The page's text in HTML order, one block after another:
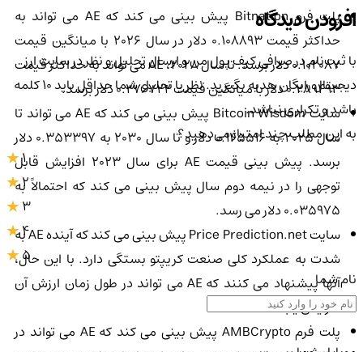
پلت فرم Bitnation پیش بینی می کند که AE می تواند به
حداکثر قیمت 0.108893 دلار در سال 2026 با میانگین قیمت
0.102087 دلار برسد. تا سال 2028، AE می تواند به حداکثر قیمت
0.289493 دلار با میانگین قیمت 0.276722 دلار برسد.
سایت Bitcoin Wisdom پیش بینی می کند که AE می تواند تا
سال 2025 به 0.145516 دلار و تا سال 2030 به 0.353397 دلار
برسد. پیش بینی قیمت AE برای سال 2023 افزایش قابل
توجهی را در نیمه دوم سال پیش بینی می کند که احتمالاً به
0.035975 دلار می رسد.
سایت Price Prediction.net پیش بینی می کند که آینده AE به
شدت به عملکرد کلی صنعت کریپتو بستگی دارد. با این حال،
آنها پیشنهاد می کنند که AE می تواند در طول زمان ارزش آن
افزایش یابد.
پلت فرم AMBCrypto پیش بینی می کند که AE می تواند در
افزودن دیدگاه
با ثبت‌نام در صرافی کیف پول من و ارسال تحلیل و نظر در سایت ارز
دیجیتال رایگان هدیه بگیرید. نظر یا تحلیل شما حداقل باید ۱۰ کلمه
باشد و تکراری نباشد.
به این مطلب چند امتیاز می‌دهید؟
1
2
3
4
5
نام شما